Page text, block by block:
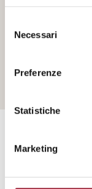
delNecessari
Preferenze
Statistiche
Marketing